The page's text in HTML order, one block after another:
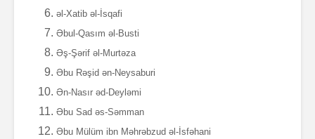
əl-Xatib əl-İsqafi
Əbul-Qasım əl-Busti
Əş-Şərif əl-Murtəza
Əbu Rəşid ən-Neysaburi
Ən-Nasır əd-Deyləmi
Əbu Sad əs-Səmman
Əbu Mülüm ibn Məhrəbzud əl-İsfəhani